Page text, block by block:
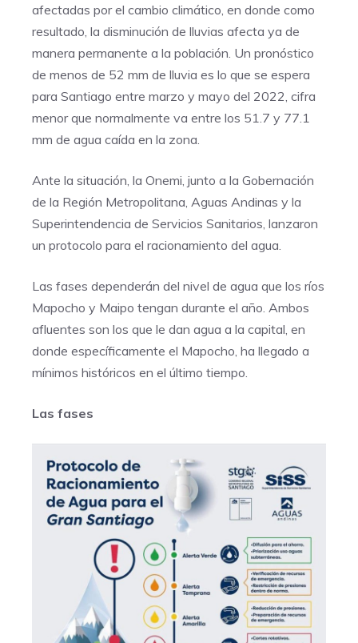
afectadas por el cambio climático, en donde como
resultado, la disminución de lluvias afecta ya de
manera permanente a la población. Un pronóstico
de menos de 52 mm de lluvia es lo que se espera
para Santiago entre marzo y mayo del 2022, cifra
menor que normalmente va entre los 51.7 y 77.1
mm de agua caída en la zona.
Ante la situación, la Onemi, junto a la Gobernación
de la Región Metropolitana, Aguas Andinas y la
Superintendencia de Servicios Sanitarios, lanzaron
un protocolo para el racionamiento del agua.
Las fases dependerán del nivel de agua que los ríos
Mapocho y Maipo tengan durante el año. Ambos
afluentes son los que le dan agua a la capital, en
donde específicamente el Mapocho, ha llegado a
mínimos históricos en el último tiempo.
Las fases